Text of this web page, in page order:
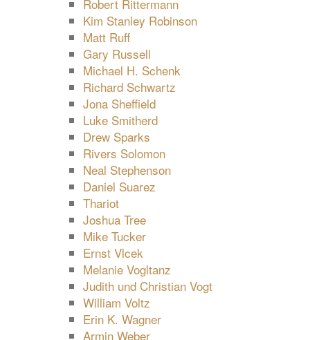
Robert Rittermann
Kim Stanley Robinson
Matt Ruff
Gary Russell
Michael H. Schenk
Richard Schwartz
Jona Sheffield
Luke Smitherd
Drew Sparks
Rivers Solomon
Neal Stephenson
Daniel Suarez
Thariot
Joshua Tree
Mike Tucker
Ernst Vlcek
Melanie Vogltanz
Judith und Christian Vogt
William Voltz
Erin K. Wagner
Armin Weber